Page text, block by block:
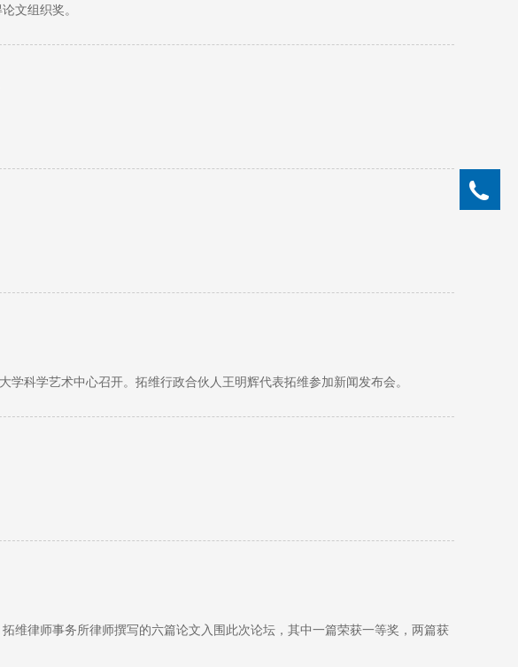
文组织奖。
科学艺术中心召开。拓维行政合伙人王明辉代表拓维参加新闻发布会。
维律师事务所律师撰写的六篇论文入围此次论坛，其中一篇荣获一等奖，两篇获